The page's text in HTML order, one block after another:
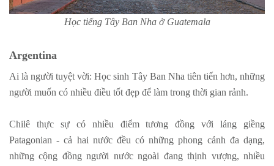
Học tiếng Tây Ban Nha ở Guatemala
Argentina
Ai là người tuyệt vời: Học sinh Tây Ban Nha tiên tiến hơn, những
người muốn có nhiều điều tốt đẹp để làm trong thời gian rảnh.
Chilê thực sự có nhiều điểm tương đồng với láng giềng
Patagonian - cả hai nước đều có những phong cảnh đa dạng,
những cộng đồng người nước ngoài đang thịnh vượng, nhiều